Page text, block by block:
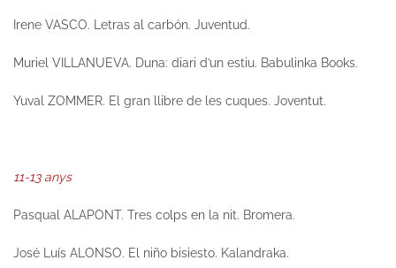
Irene VASCO. Letras al carbón. Juventud.
Muriel VILLANUEVA. Duna: diari d’un estiu. Babulinka Books.
Yuval ZOMMER. El gran llibre de les cuques. Joventut.
11-13 anys
Pasqual ALAPONT. Tres colps en la nit. Bromera.
José Luís ALONSO. El niño bisiesto. Kalandraka.